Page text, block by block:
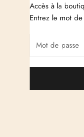
Passer au contenu
Accès à la
Entrez le mot